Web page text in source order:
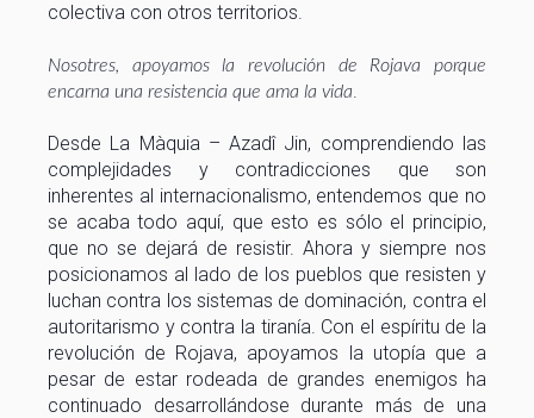
colectiva con otros territorios.
Nosotres, apoyamos la revolución de Rojava porque
encarna una resistencia que ama la vida.
Desde La Màquia – Azadî Jin, comprendiendo las
complejidades y contradicciones que son
inherentes al internacionalismo, entendemos que no
se acaba todo aquí, que esto es sólo el principio,
que no se dejará de resistir. Ahora y siempre nos
posicionamos al lado de los pueblos que resisten y
luchan contra los sistemas de dominación, contra el
autoritarismo y contra la tiranía. Con el espíritu de la
revolución de Rojava, apoyamos la utopía que a
pesar de estar rodeada de grandes enemigos ha
continuado desarrollándose durante más de una